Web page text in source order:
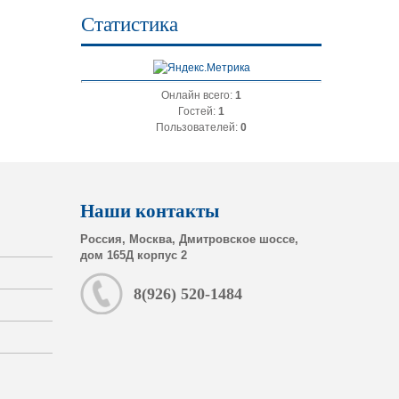
Статистика
Онлайн всего: 1
Гостей: 1
Пользователей: 0
Наши контакты
Россия, Москва, Дмитровское шоссе,
дом 165Д корпус 2
8(926) 520-1484